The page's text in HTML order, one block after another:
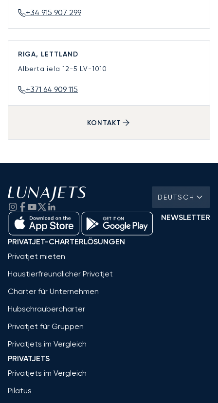
+34 915 907 299
RIGA, LETTLAND
Alberta iela 12-5 LV-1010
+371 64 909 115
KONTAKT
DEUTSCH
NEWSLETTER
PRIVATJET-CHARTERLÖSUNGEN
Privatjet mieten
Haustierfreundlicher Privatjet
Charter für Unternehmen
Hubschraubercharter
Privatjet für Gruppen
Privatjets im Vergleich
PRIVATJETS
Privatjets im Vergleich
Pilatus